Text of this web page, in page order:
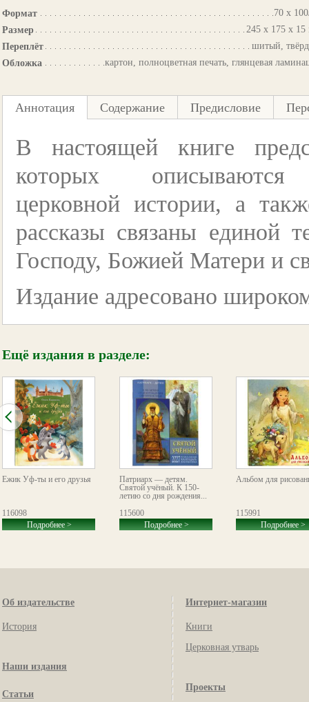
Формат
70 х
Размер
245 х 175 х
Переплёт
шитый,
Обложка
картон, полноцветная печать, глянцевая
Аннотация Содержание Предисловие
В настоящей книге
которых
церковной истории, а
рассказы связаны единой
Господу, Божией Матери и
Издание адресовано
Ещё издания в разделе:
Ёжик Уф-ты и его друзья
116098
Подробнее >
Патриарх — детям.
Святой учёный. К 150-
летию со дня рождения...
115600
Подробнее >
Альбом для
115991
Подробнее >
Об издательстве
История
Наши издания
Статьи
Интернет-магазин
Книги
Церковная утварь
Проекты